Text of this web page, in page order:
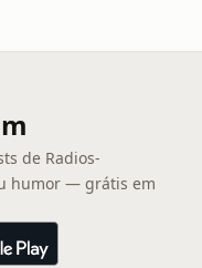
de Radios-
humor — grátis em